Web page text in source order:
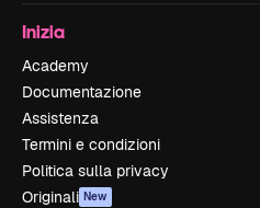
Inizia
Academy
Documentazione
Assistenza
Termini e condizioni
Politica sulla privacy
Originali New